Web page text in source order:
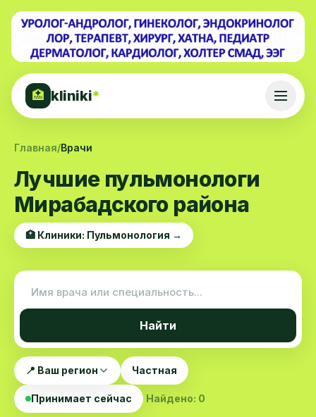
🏥 kliniki*
Главная/Врачи
Лучшие пульмонологи
Мирабадского района
🏥 Клиники: Пульмонология →
Найти
📍 Ваш регион Частная
Принимает сейчас Найдено: 0